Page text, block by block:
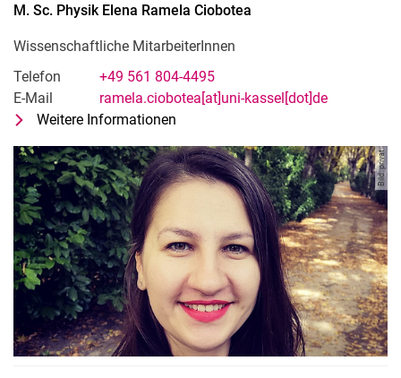
M. Sc. Physik Elena Ramela Ciobotea
Wissenschaftliche MitarbeiterInnen
Telefon
+49 561 804-4495
E-Mail
ramela.ciobotea[at]uni-kassel[dot]de
Weitere Informationen
Bild: privat